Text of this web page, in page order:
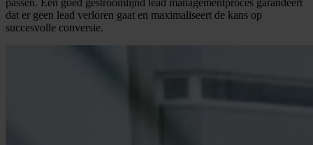
passen. Een goed gestroomlijnd lead managementproces garandeert
dat er geen lead verloren gaat en maximaliseert de kans op
succesvolle conversie.